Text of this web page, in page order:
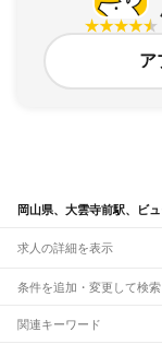
ア
岡山県、大雲寺前駅、ビ
求人の詳細を表示
条件を追加・変更して検索
市区町村を追加・変更
関連キーワード